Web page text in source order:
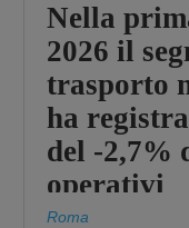
Nella
2026 il
trasporto
ha
del -2,7%
operativi
Roma